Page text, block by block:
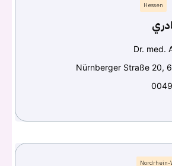
Hessen
Dr. med.
Nürnberger Straße 20,
Nordrhein-